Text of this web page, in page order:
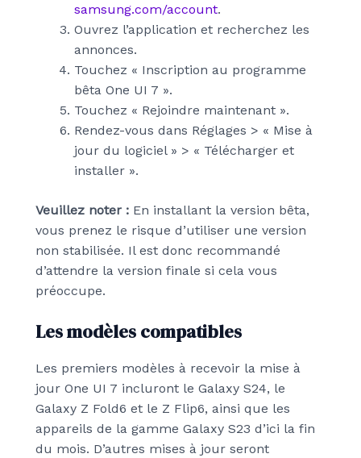
samsung.com/account.
Ouvrez l’application et recherchez les
annonces.
Touchez « Inscription au programme
bêta One UI 7 ».
Touchez « Rejoindre maintenant ».
Rendez-vous dans Réglages > « Mise à
jour du logiciel » > « Télécharger et
installer ».
Veuillez noter : En installant la version bêta,
vous prenez le risque d’utiliser une version
non stabilisée. Il est donc recommandé
d’attendre la version finale si cela vous
préoccupe.
Les modèles compatibles
Les premiers modèles à recevoir la mise à
jour One UI 7 incluront le Galaxy S24, le
Galaxy Z Fold6 et le Z Flip6, ainsi que les
appareils de la gamme Galaxy S23 d’ici la fin
du mois. D’autres mises à jour seront